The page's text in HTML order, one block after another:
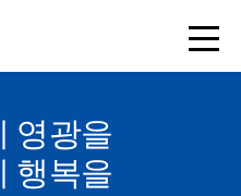
영광을
행복을